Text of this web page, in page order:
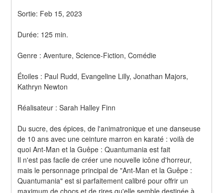
Sortie: Feb 15, 2023
Durée: 125 min.
Genre : Aventure, Science-Fiction, Comédie
Étoiles : Paul Rudd, Evangeline Lilly, Jonathan Majors,
Kathryn Newton
Réalisateur : Sarah Halley Finn
Du sucre, des épices, de l'animatronique et une danseuse
de 10 ans avec une ceinture marron en karaté : voilà de
quoi Ant-Man et la Guêpe : Quantumania est fait
Il n'est pas facile de créer une nouvelle icône d'horreur,
mais le personnage principal de "Ant-Man et la Guêpe :
Quantumania" est si parfaitement calibré pour offrir un